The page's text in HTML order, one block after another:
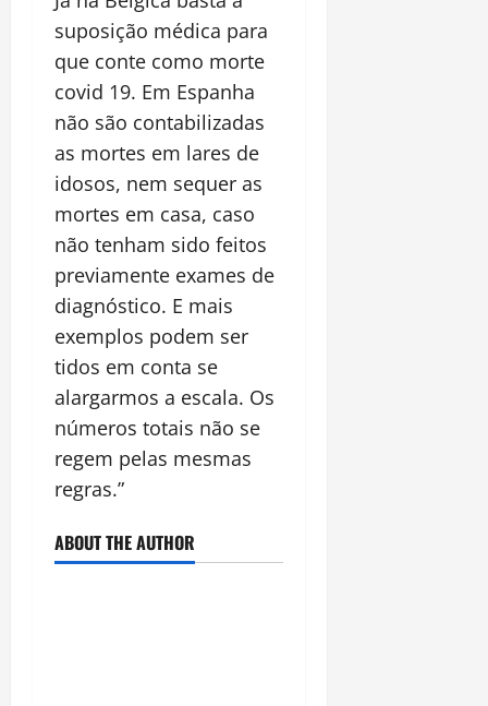
suposição médica para
que conte como morte
covid 19. Em Espanha
não são contabilizadas
as mortes em lares de
idosos, nem sequer as
mortes em casa, caso
não tenham sido feitos
previamente exames de
diagnóstico. E mais
exemplos podem ser
tidos em conta se
alargarmos a escala. Os
números totais não se
regem pelas mesmas
regras.”
ABOUT THE AUTHOR